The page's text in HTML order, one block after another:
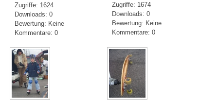
Zugriffe: 1624
Downloads: 0
Bewertung: Keine
Kommentare: 0
Zugriffe: 1674
Downloads: 0
Bewertung: Keine
Kommentare: 0